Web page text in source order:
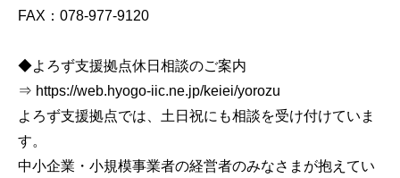
FAX：078-977-9120
◆よろず支援拠点休日相談のご案内
⇒ https://web.hyogo-iic.ne.jp/keiei/yorozu
よろず支援拠点では、土日祝にも相談を受け付けていま
す。
中小企業・小規模事業者の経営者のみなさまが抱えてい